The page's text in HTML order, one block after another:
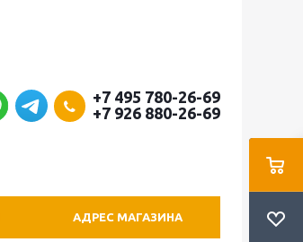
+7 495 780-26-69
+7 926 880-26-69
АДРЕС МАГАЗИНА